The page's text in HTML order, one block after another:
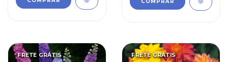
FRETE GRÁTIS FRETE GRÁTIS